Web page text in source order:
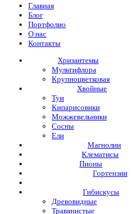
Главная
Блог
Портфолио
О нас
Контакты
Хризантемы
Мультифлора
Крупноцветковая
Хвойные
Туи
Кипарисовики
Можжевельники
Сосны
Ели
Магнолии
Клематисы
Пионы
Гортензии
Гибискусы
Древовидные
Травянистые